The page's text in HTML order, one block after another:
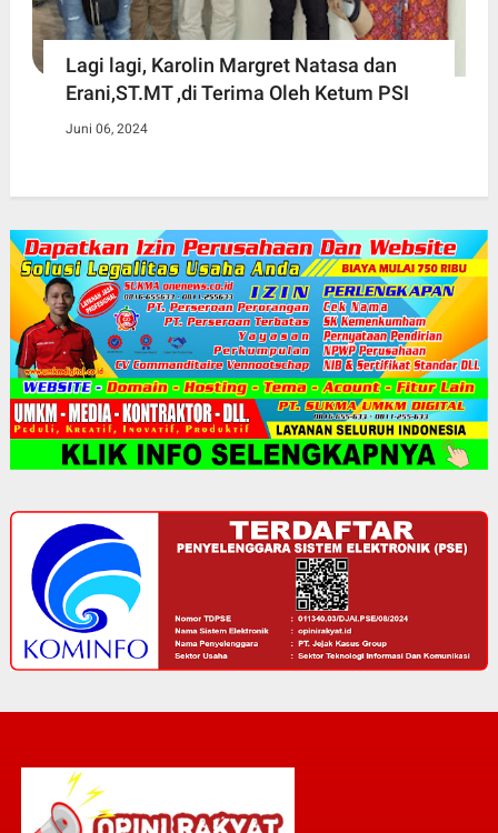
Lagi lagi, Karolin Margret Natasa dan
Erani,ST.MT ,di Terima Oleh Ketum PSI
Juni 06, 2024